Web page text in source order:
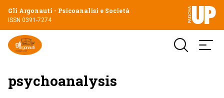
Gli Argonauti - Psicoanalisi e Società
ISSN 0391-7274
psychoanalysis